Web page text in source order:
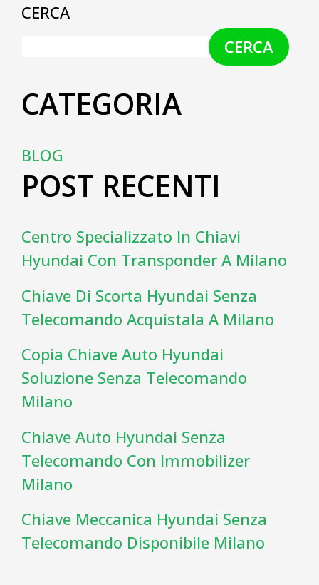
CERCA
CERCA
CATEGORIA
BLOG
POST RECENTI
Centro Specializzato In Chiavi
Hyundai Con Transponder A Milano
Chiave Di Scorta Hyundai Senza
Telecomando Acquistala A Milano
Copia Chiave Auto Hyundai
Soluzione Senza Telecomando
Milano
Chiave Auto Hyundai Senza
Telecomando Con Immobilizer
Milano
Chiave Meccanica Hyundai Senza
Telecomando Disponibile Milano